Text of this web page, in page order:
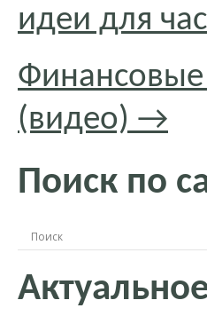
идеи для
Финансовые
(видео) →
Поиск по